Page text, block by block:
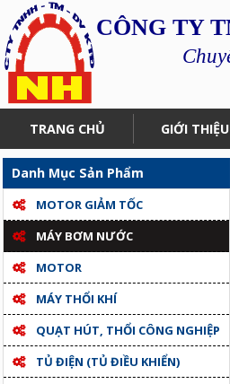
CÔNG TY
TRANG CHỦ GIỚI THIỆU
Danh Mục Sản Phẩm
MOTOR GIẢM TỐC
MÁY BƠM NƯỚC
MOTOR
MÁY THỔI KHÍ
QUẠT HÚT, THỔI CÔNG NGHIỆP
TỦ ĐIỆN (TỦ ĐIỀU KHIỂN)